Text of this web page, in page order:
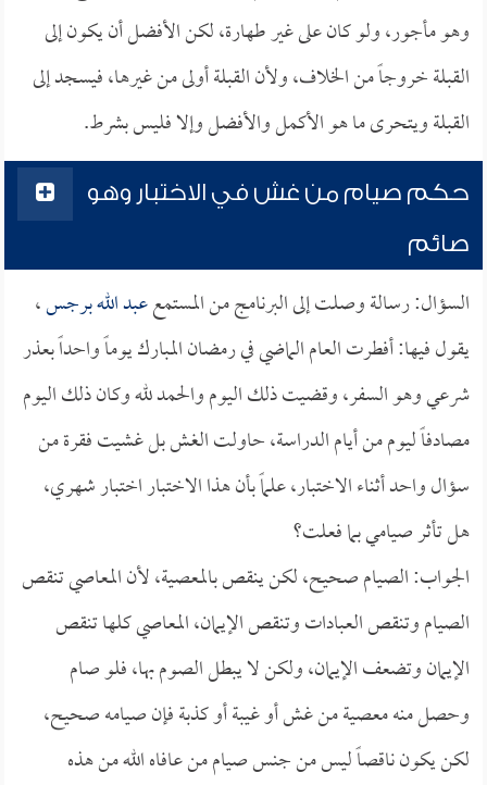
وهو مأجور، ولو كان على غير طهارة، لكن الأفضل أن يكون إلى
القبلة خروجاً من الخلاف، ولأن القبلة أولى من غيرها، فيسجد إلى
القبلة ويتحرى ما هو الأكمل والأفضل وإلا فليس بشرط.
حكم صيام من غش في الاختبار وهو
صائم
السؤال: رسالة وصلت إلى البرنامج من المستمععبد الله برجس،
يقول فيها: أفطرت العام الماضي في رمضان المبارك يوماً واحداً بعذر
شرعي وهو السفر، وقضيت ذلك اليوم والحمد لله وكان ذلك اليوم
مصادفاً ليوم من أيام الدراسة، حاولت الغش بل غشيت فقرة من
سؤال واحد أثناء الاختبار، علماً بأن هذا الاختبار اختبار شهري،
هل تأثر صيامي بما فعلت؟
الجواب: الصيام صحيح، لكن ينقص بالمعصية، لأن المعاصي تنقص
الصيام وتنقص العبادات وتنقص الإيمان، المعاصي كلها تنقص
الإيمان وتضعف الإيمان، ولكن لا يبطل الصوم بها، فلو صام
وحصل منه معصية من غش أو غيبة أو كذبة فإن صيامه صحيح،
لكن يكون ناقصاً ليس من جنس صيام من عافاه الله من هذه